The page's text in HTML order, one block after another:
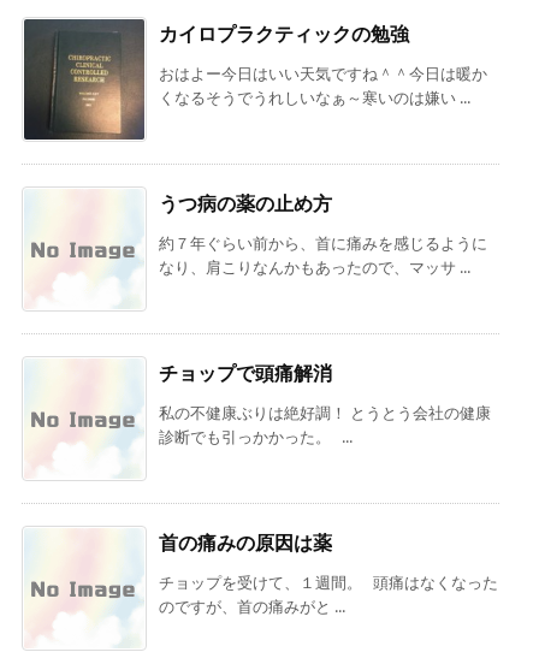
カイロプラクティックの勉強
おはよー今日はいい天気ですね＾＾今日は暖か
くなるそうでうれしいなぁ～寒いのは嫌い ...
うつ病の薬の止め方
約７年ぐらい前から、首に痛みを感じるように
なり、肩こりなんかもあったので、マッサ ...
チョップで頭痛解消
私の不健康ぶりは絶好調！ とうとう会社の健康
診断でも引っかかった。 ...
首の痛みの原因は薬
チョップを受けて、１週間。 頭痛はなくなった
のですが、首の痛みがと ...